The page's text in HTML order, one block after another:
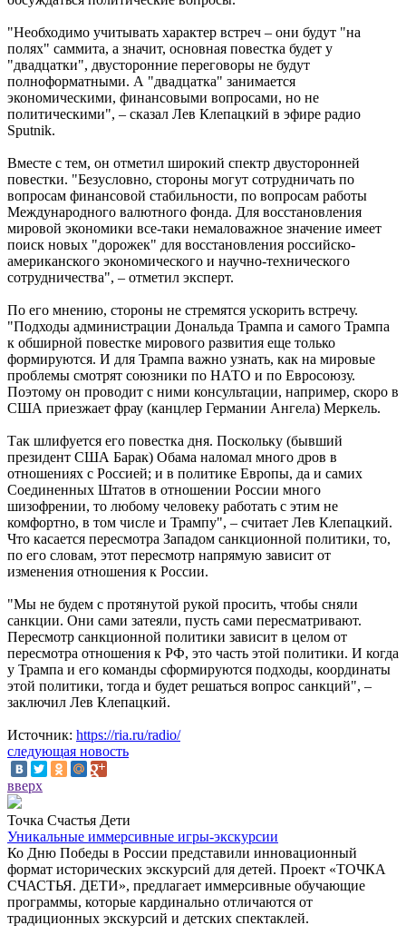
"Необходимо учитывать характер встреч – они будут "на
полях" саммита, а значит, основная повестка будет у
"двадцатки", двусторонние переговоры не будут
полноформатными. А "двадцатка" занимается
экономическими, финансовыми вопросами, но не
политическими", – сказал Лев Клепацкий в эфире радио
Sputnik.
Вместе с тем, он отметил широкий спектр двусторонней
повестки. "Безусловно, стороны могут сотрудничать по
вопросам финансовой стабильности, по вопросам работы
Международного валютного фонда. Для восстановления
мировой экономики все-таки немаловажное значение имеет
поиск новых "дорожек" для восстановления российско-
американского экономического и научно-технического
сотрудничества", – отметил эксперт.
По его мнению, стороны не стремятся ускорить встречу.
"Подходы администрации Дональда Трампа и самого Трампа
к обширной повестке мирового развития еще только
формируются. И для Трампа важно узнать, как на мировые
проблемы смотрят союзники по НАТО и по Евросоюзу.
Поэтому он проводит с ними консультации, например, скоро в
США приезжает фрау (канцлер Германии Ангела) Меркель.
Так шлифуется его повестка дня. Поскольку (бывший
президент США Барак) Обама наломал много дров в
отношениях с Россией; и в политике Европы, да и самих
Соединенных Штатов в отношении России много
шизофрении, то любому человеку работать с этим не
комфортно, в том числе и Трампу", – считает Лев Клепацкий.
Что касается пересмотра Западом санкционной политики, то,
по его словам, этот пересмотр напрямую зависит от
изменения отношения к России.
"Мы не будем с протянутой рукой просить, чтобы сняли
санкции. Они сами затеяли, пусть сами пересматривают.
Пересмотр санкционной политики зависит в целом от
пересмотра отношения к РФ, это часть этой политики. И когда
у Трампа и его команды сформируются подходы, координаты
этой политики, тогда и будет решаться вопрос санкций", –
заключил Лев Клепацкий.
Источник: https://ria.ru/radio/
следующая новость
вверх
Точка Счастья Дети
Уникальные иммерсивные игры-экскурсии
Ко Дню Победы в России представили инновационный
формат исторических экскурсий для детей. Проект «ТОЧКА
СЧАСТЬЯ. ДЕТИ», предлагает иммерсивные обучающие
программы, которые кардинально отличаются от
традиционных экскурсий и детских спектаклей.